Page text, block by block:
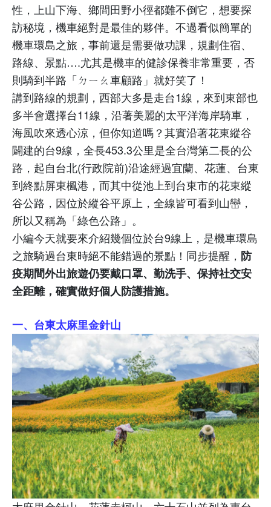
性，上山下海、鄉間田野小徑都難不倒它，想要探
訪秘境，機車絕對是最佳的夥伴。不過看似簡單的
機車環島之旅，事前還是需要做功課，規劃住宿、
路線、景點….尤其是機車的健診保養非常重要，否
則騎到半路「ㄉㄧㄠ車顧路」就好笑了！
講到路線的規劃，西部大多是走台1線，來到東部也
多半會選擇台11線，沿著美麗的太平洋海岸騎車，
海風吹來透心涼，但你知道嗎？其實沿著花東縱谷
闢建的台9線，全長453.3公里是全台灣第二長的公
路，起自台北(行政院前)沿途經過宜蘭、花蓮、台東
到終點屏東楓港，而其中從池上到台東市的花東縱
谷公路，因位於縱谷平原上，全線皆可看到山巒，
所以又稱為「綠色公路」。
小編今天就要來介紹幾個位於台9線上，是機車環島
之旅騎過台東時絕不能錯過的景點！同步提醒， 防
疫期間外出旅遊仍要戴口罩、勤洗手、保持社交安
全距離，確實做好個人防護措施。
一、台東太麻里金針山